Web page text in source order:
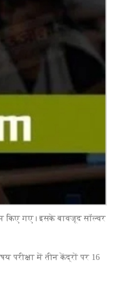
किए गए। इसके बावजूद सॉल्वर
परीक्षा में तीन केंद्रों पर 16